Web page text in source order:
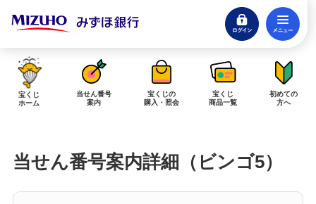
ログイン
閉じる
みずほダイレクトログイン
当せん金の受取方法について
宝くじ
ホーム
当せん番号
案内
宝くじの
購入・照会
宝くじ
商品一覧
初めての
方へ
当せん番号案内詳細（ビンゴ5）